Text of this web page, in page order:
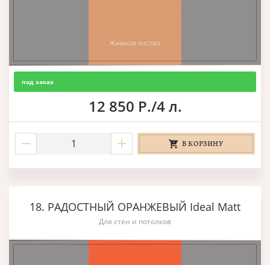
под заказ
12 850 Р./4 л.
В КОРЗИНУ
18. РАДОСТНЫЙ ОРАНЖЕВЫЙ Ideal Matt
Для стен и потолков